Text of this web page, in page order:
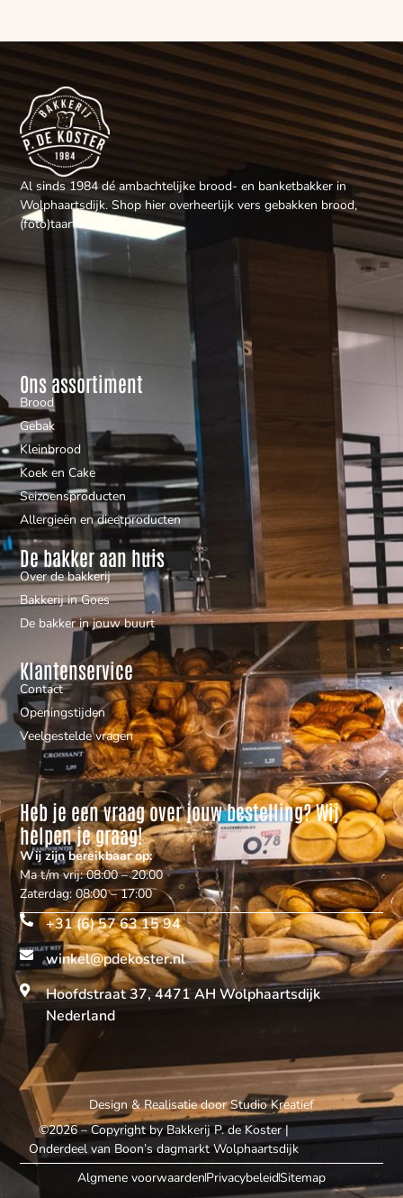
Al sinds 1984 dé ambachtelijke brood- en banketbakker in
Wolphaartsdijk. Shop hier overheerlijk vers gebakken brood,
(foto)taarten en gebak.
Ons assortiment
Brood
Gebak
Kleinbrood
Koek en Cake
Seizoensproducten
Allergieën en dieetproducten
De bakker aan huis
Over de bakkerij
Bakkerij in Goes
De bakker in jouw buurt
Klantenservice
Contact
Openingstijden
Veelgestelde vragen
Heb je een vraag over jouw bestelling? Wij
helpen je graag!
Wij zijn bereikbaar op:
Ma t/m vrij: 08:00 – 20:00
Zaterdag: 08:00 – 17:00
+31 (6) 57 63 15 94
winkel@pdekoster.nl
Hoofdstraat 37, 4471 AH Wolphaartsdijk
Nederland
©2026 – Copyright by Bakkerij P. de Koster|
Onderdeel van Boon’s dagmarkt Wolphaartsdijk
Design & Realisatie doorStudio Kreatief
Algmene voorwaardenPrivacybeleidSitemap